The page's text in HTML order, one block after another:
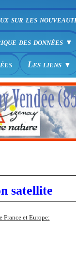
sur les
des données ▼
Les liens ▼
satellite
et Europe: